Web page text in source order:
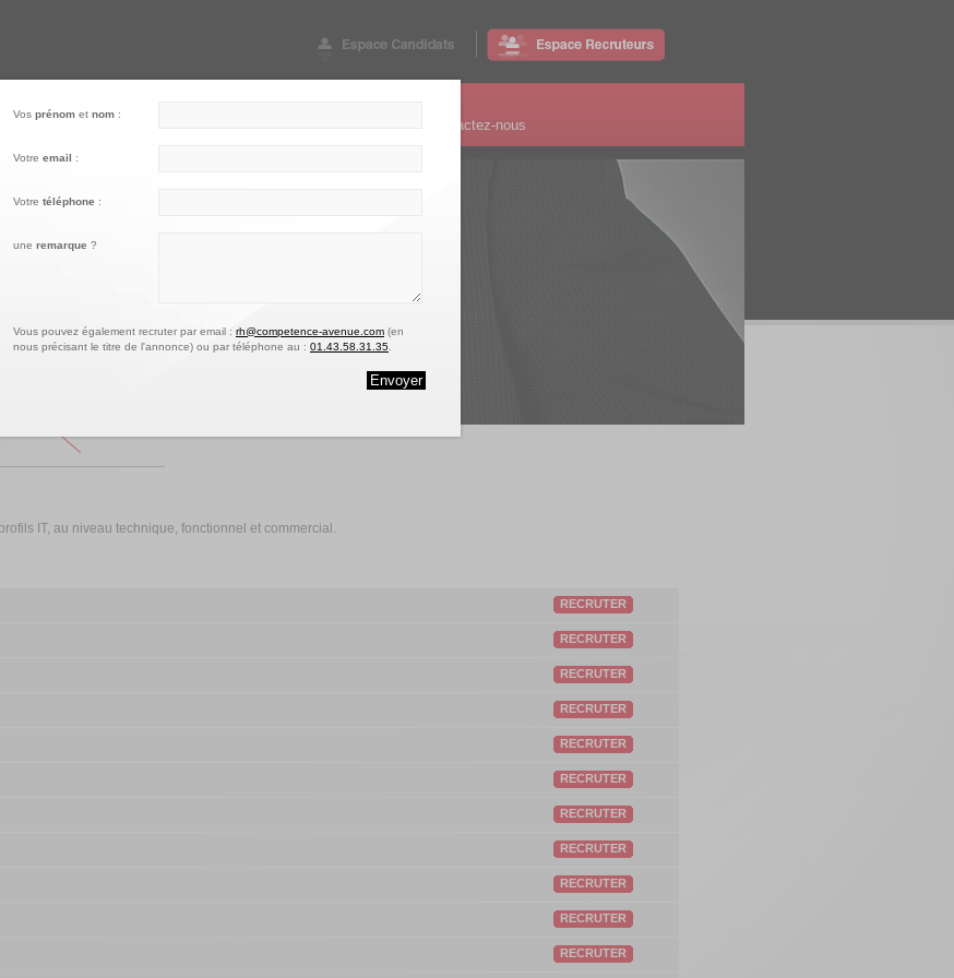
Notre engagement Contactez-nous
IT, au niveau technique, fonctionnel et commercial.
RECRUTER
RECRUTER
RECRUTER
RECRUTER
RECRUTER
RECRUTER
RECRUTER
RECRUTER
RECRUTER
RECRUTER
RECRUTER
Vos prénom et nom :
Votre email :
Votre téléphone :
une remarque ?
Vous pouvez également recruter par email : rh@competence-avenue.com (en
nous précisant le titre de l'annonce) ou par téléphone au : 01.43.58.31.35